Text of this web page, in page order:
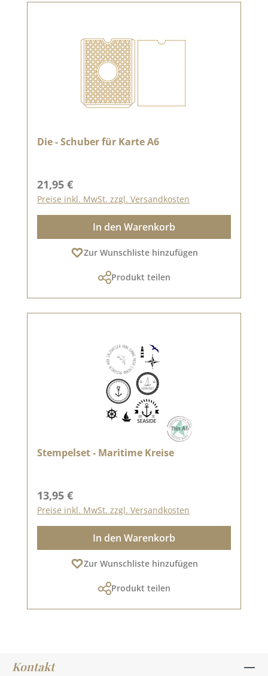
Die - Schuber für Karte A6
Regulärer Preis:
21,95 €
Preise inkl. MwSt. zzgl. Versandkosten
In den Warenkorb
Zur Wunschliste hinzufügen
Produkt teilen
Stempelset - Maritime Kreise
Regulärer Preis:
13,95 €
Preise inkl. MwSt. zzgl. Versandkosten
In den Warenkorb
Zur Wunschliste hinzufügen
Produkt teilen
Kontakt